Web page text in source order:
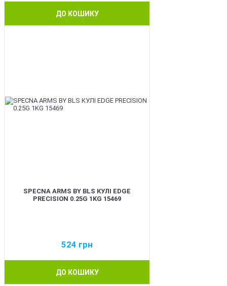
ДО КОШИКУ
SPECNA ARMS BY BLS КУЛІ EDGE
PRECISION 0.25G 1KG 15469
524 грн
ДО КОШИКУ